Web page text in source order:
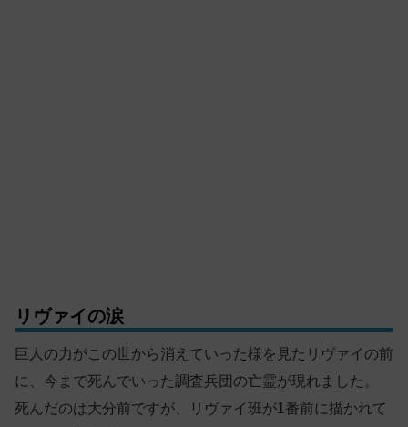
リヴァイの涙
巨人の力がこの世から消えていった様を見たリヴァイの前
に、今まで死んでいった調査兵団の亡霊が現れました。
死んだのは大分前ですが、リヴァイ班が1番前に描かれて